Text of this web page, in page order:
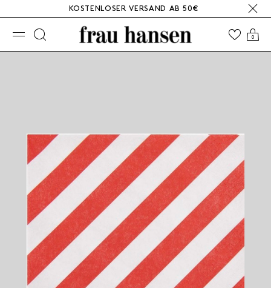
KOSTENLOSER VERSAND AB 50€
0
☰